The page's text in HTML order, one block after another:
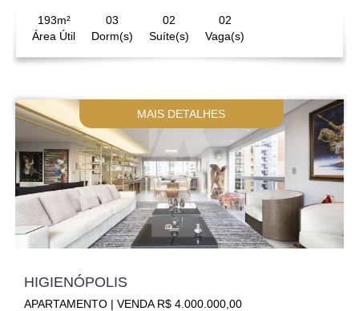
193m²
Área Útil
03
Dorm(s)
02
Suíte(s)
02
Vaga(s)
MAIS DETALHES
HIGIENÓPOLIS
APARTAMENTO | VENDA R$ 4.000.000,00